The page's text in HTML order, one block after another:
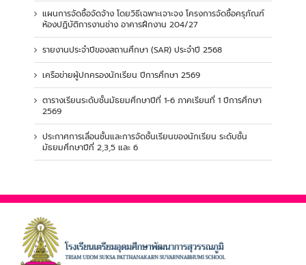
แผนการจัดซื้อจัดจ้าง โดยวิธีเฉพาะเจาะจง โครงการจัดซื้อครุภัณฑ์
ห้องปฏิบัติการงานช่าง อาคารฝึกงาน 204/27
รายงานประจำปีของสถานศึกษา (SAR) ประจำปี 2568
เครือข่ายผู้ปกครองนักเรียน ปีการศึกษา 2569
ตารางเรียนระดับชั้นมัธยมศึกษาปีที่ 1-6 ภาคเรียนที่ 1 ปีการศึกษา
2569
ประกาศการเลื่อนชั้นและการจัดชั้นเรียนของนักเรียน ระดับชั้น
มัธยมศึกษาปีที่ 2,3,5 และ 6